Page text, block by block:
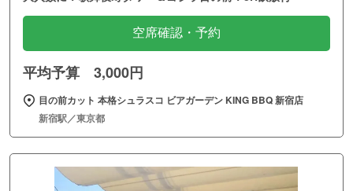
空席確認・予約
平均予算 3,000円
目の前カット 本格シュラスコ ビアガーデン KING BBQ 新宿店
新宿駅／東京都